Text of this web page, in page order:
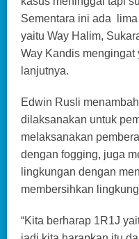
Sementara ini ada
yaitu Way Halim,
Way Kandis mengingat
lanjutnya.
Edwin Rusli
dilaksanakan untuk
melaksanakan
dengan fogging, juga
lingkungan dengan
membersihkan
“Kita berharap 1R1J